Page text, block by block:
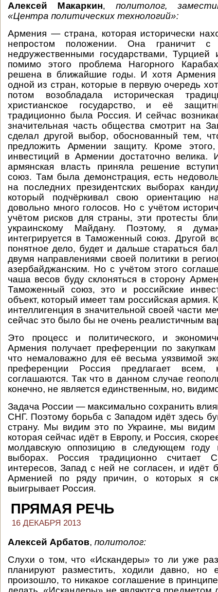
Алексей Макаркин, политолог,
«Центра политических технологий»:
Армения — страна, которая исторически
непростом положении. Она граничит с
недружественными государствами,
помимо этого проблема Нагорного
решена в ближайшие годы. И хотя Армения
одной из стран, которые в первую очередь
потом возобладала историческая
христианское государство, и её
традиционно была Россия. И сейчас
значительная часть общества смотрит на
сделал другой выбор, обоснованный тем,
предложить Армении защиту. Кроме
инвестиций в Армении достаточно велика.
армянская власть приняла решение
союз. Там была демонстрация, есть
на последних президентских выборах
который подчёркивал свою ориентацию
довольно много голосов. Но с учётом
учётом рисков для страны, эти протесты
украинскому Майдану. Поэтому, я
интегрируется в Таможенный союз. Другой
понятное дело, будет и дальше стараться
двумя направлениями своей политики в
азербайджанским. Но с учётом этого
чаша весов буду склоняться в сторону
Таможенный союз, это и российские
объект, который имеет там российская армия.
интеллигенция в значительной своей части
сейчас это было бы не очень реалистичным
Это процесс и политического, и
Армения получает преференции по закупкам
что немаловажно для её весьма уязвимой
преференции Россия предлагает
соглашаются. Так что в данном случае
конечно, не является единственным, но,
Задача России — максимально сохранить
СНГ. Поэтому борьба с Западом идёт здесь
страну. Мы видим это по Украине, мы
которая сейчас идёт в Европу, и Россия,
молдавскую оппозицию в следующем году
выборах. Россия традиционно считает
интересов, Запад с ней не согласен, и идёт
Арменией по ряду причин, о которых я
выигрывает Россия.
ПРЯМАЯ РЕЧЬ
16 ДЕКАБРЯ 2013
Алексей Арбатов, политолог:
Слухи о том, что «Искандеры» то ли уже
планируют разместить, ходили давно, но
произошло, то никакое соглашение в